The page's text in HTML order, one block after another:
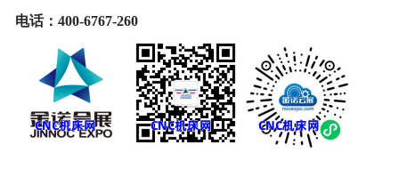
电话： 400-6767-260